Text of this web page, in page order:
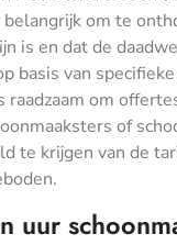
om te
is en dat de
basis van
raadzaam om
of
te krijgen van de
uur